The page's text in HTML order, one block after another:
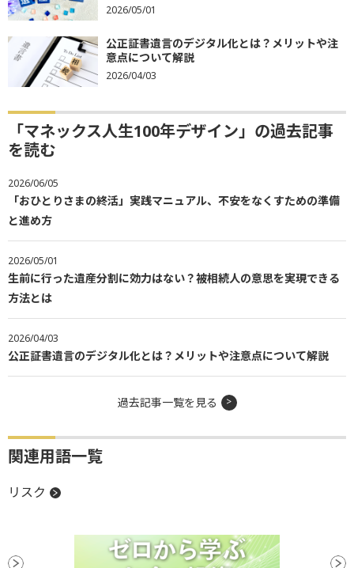
2026/05/01
公正証書遺言のデジタル化とは？メリットや注
意点について解説
2026/04/03
「マネックス人生100年デザイン」の過去記事
を読む
2026/06/05
「おひとりさまの終活」実践マニュアル、不安をなくすための準備
と進め方
2026/05/01
生前に行った遺産分割に効力はない？被相続人の意思を実現できる
方法とは
2026/04/03
公正証書遺言のデジタル化とは？メリットや注意点について解説
過去記事一覧を見る
関連用語一覧
リスク